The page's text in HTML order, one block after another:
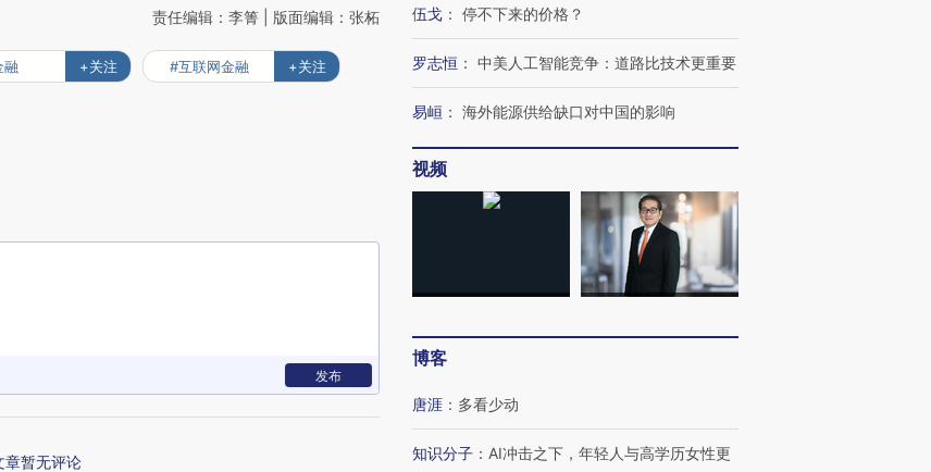
责任编辑：李箐 | 版面编辑：张柘
融 +关注 #互联网金融 +关注
发布
章暂无评论
伍戈 ： 停不下来的价格？
罗志恒 ： 中美人工智能竞争：道路比技术更重要
易峘 ： 海外能源供给缺口对中国的影响
视频
博客
唐涯 ： 多看少动
知识分子 ： AI冲击之下，年轻人与高学历女性更